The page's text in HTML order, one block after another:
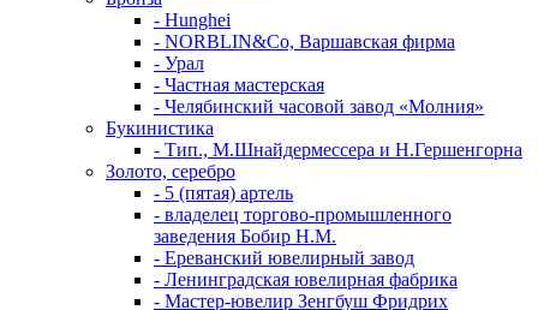
- Hunghei
- NORBLIN&Co, Варшавская фирма
- Урал
- Частная мастерская
- Челябинский часовой завод «Молния»
Букинистика
- Тип., М.Шнайдермессера и Н.Гершенгорна
Золото, серебро
- 5 (пятая) артель
- владелец торгово-промышленного
заведения Бобир Н.М.
- Ереванский ювелирный завод
- Ленинградская ювелирная фабрика
- Мастер-ювелир Зенгбуш Фридрих